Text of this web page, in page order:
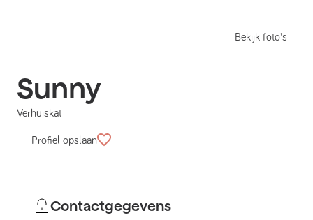
Bekijk foto's
Sunny
Verhuiskat
Profiel opslaan
Contactgegevens